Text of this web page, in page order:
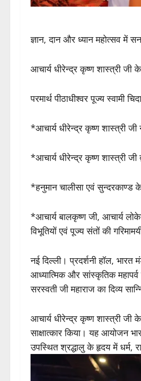
ज्ञान, दान और ध्यान महोत्सव में
आचार्य धीरेन्द्र कृष्ण शास्त्री
परमार्थ पीठाधीश्वर पूज्य स्वामी
*आचार्य धीरेन्द्र कृष्ण शास्त्री
*आचार्य धीरेन्द्र कृष्ण शास्त्री जी
*हनुमान चालीसा एवं सुन्दरकाण्ड
*आचार्य बालकृष्ण जी, आचार्य
विभूतियों एवं पूज्य संतों की
नई दिल्ली। प्रदर्शनी हॉल, भारत
आध्यात्मिक और सांस्कृतिक
सरस्वती जी महाराज का दिव्य
आचार्य धीरेन्द्र कृष्ण शास्त्री
साक्षात्कार किया। यह आयोजन
उपस्थित श्रद्धालु के हृदय में धर्म,